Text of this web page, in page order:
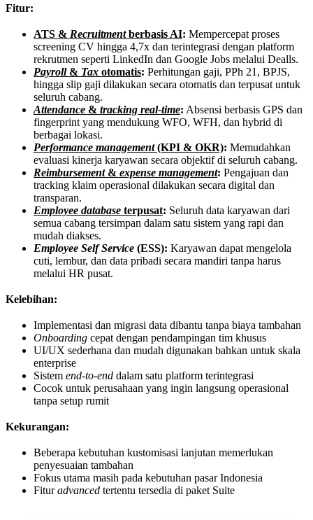
Fitur:
ATS & Recruitmentberbasis AI: Mempercepat proses
screening CV hingga 4,7x dan terintegrasi dengan platform
rekrutmen seperti LinkedIn dan Google Jobs melalui Dealls.
Payroll & Tax otomatis: Perhitungan gaji, PPh 21, BPJS,
hingga slip gaji dilakukan secara otomatis dan terpusat untuk
seluruh cabang.
Attendance & tracking real-time: Absensi berbasis GPS dan
fingerprint yang mendukung WFO, WFH, dan hybrid di
berbagai lokasi.
Performance management(KPI & OKR): Memudahkan
evaluasi kinerja karyawan secara objektif di seluruh cabang.
Reimbursement & expense management: Pengajuan dan
tracking klaim operasional dilakukan secara digital dan
transparan.
Employee database terpusat: Seluruh data karyawan dari
semua cabang tersimpan dalam satu sistem yang rapi dan
mudah diakses.
Employee Self Service (ESS): Karyawan dapat mengelola
cuti, lembur, dan data pribadi secara mandiri tanpa harus
melalui HR pusat.
Kelebihan:
Implementasi dan migrasi data dibantu tanpa biaya tambahan
Onboarding cepat dengan pendampingan tim khusus
UI/UX sederhana dan mudah digunakan bahkan untuk skala
enterprise
Sistem end-to-end dalam satu platform terintegrasi
Cocok untuk perusahaan yang ingin langsung operasional
tanpa setup rumit
Kekurangan:
Beberapa kebutuhan kustomisasi lanjutan memerlukan
penyesuaian tambahan
Fokus utama masih pada kebutuhan pasar Indonesia
Fituradvanced tertentu tersedia di paket Suite